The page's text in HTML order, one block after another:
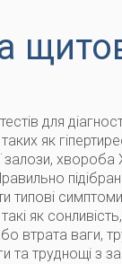
для
як
залози,
симптоми
як
втрата ваги,
та труднощі з